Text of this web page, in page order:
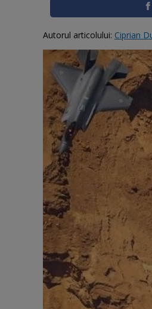
Autorul articolului: Ciprian